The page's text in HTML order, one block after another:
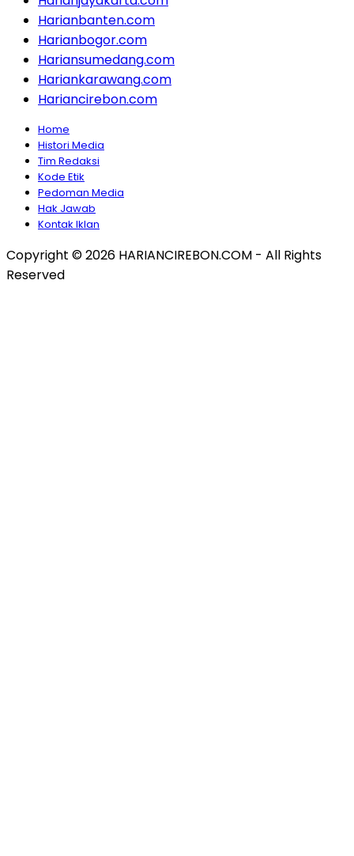
Harianbanten.com
Harianbogor.com
Hariansumedang.com
Hariankarawang.com
Hariancirebon.com
Home
Histori Media
Tim Redaksi
Kode Etik
Pedoman Media
Hak Jawab
Kontak Iklan
Copyright © 2026 HARIANCIREBON.COM - All Rights
Reserved